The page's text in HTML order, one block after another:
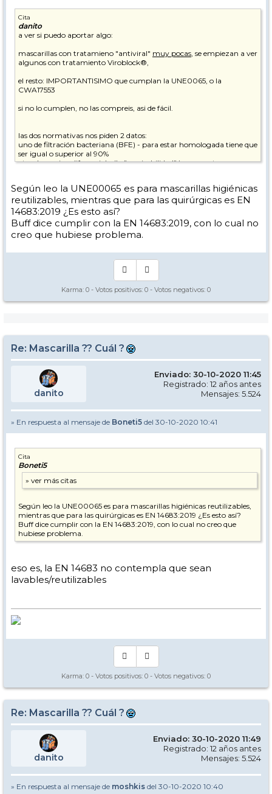
Cita
danito
a ver si puedo aportar algo:
mascarillas con tratamieno "antiviral" muy pocas, se empiezan a ver
algunos con tratamiento Viroblock®,
el resto: IMPORTANTISIMO que cumplan la UNE0065, o la
CWA17553
si no lo cumplen, no las compreis, asi de fácil.
las dos normativas nos piden 2 datos:
uno de filtración bacteriana (BFE) - para estar homologada tiene que
ser igual o superior al 90%
otro de presion diferencial - (la "respirabilidad" ) - para estar
esto equivale a : 93l/s/m2 para la UNE00065 y 80l/s/m2 en la
CWA17553
ahora, a lo que nos afecta para esquiar :
un dato importante, llevamos gafas o máscara
la filtración es facil encontrarla de 94, 96 (las famosas KN95 se llama
asi por ese dato) y un 92 para las FPP2 que nos han hecho creer que
a lo que voy. una respirabilidad de 60, cumple la norma, pero, el flujo
yo os recomindo pedir el certificado de homologación cuando
compreis la mascarilla, no e snada raro, todo lo tienen, (si no os lo
dan podeis sospechar yo no lo compraria)
si en el certificado pone : "cumple la norma" es que el dato no es
ningun maravilla, será de un 55, 58..... vale para pasear, o para los
una mascarilla que os de un dato bajo, inferior a 30, será la buena,
con esas las gafas no se empañan tanto, además no se humedecen .
un montón de tiempo¡¡¡
hala, aqui mi aportación, espero que os sea de utilidad
Según leo la UNE00065 es para mascarillas higiénicas
reutilizables, mientras que para las quirúrgicas es EN
14683:2019 ¿Es esto así?
Buff dice cumplir con la EN 14683:2019, con lo cual no
creo que hubiese problema.
Karma: 0 - Votos positivos: 0 - Votos negativos: 0
Re: Mascarilla ?? Cuál ?
danito
Enviado: 30-10-2020 11:45
Registrado: 12 años antes
Mensajes: 5.524
» En respuesta al mensaje de Boneti5 del 30-10-2020 10:41
Cita
Boneti5
Según leo la UNE00065 es para mascarillas higiénicas reutilizables,
mientras que para las quirúrgicas es EN 14683:2019 ¿Es esto así?
Buff dice cumplir con la EN 14683:2019, con lo cual no creo que
hubiese problema.
eso es, la EN 14683 no contempla que sean
lavables/reutilizables
Karma: 0 - Votos positivos: 0 - Votos negativos: 0
Re: Mascarilla ?? Cuál ?
danito
Enviado: 30-10-2020 11:49
Registrado: 12 años antes
Mensajes: 5.524
» En respuesta al mensaje de moshkis del 30-10-2020 10:40